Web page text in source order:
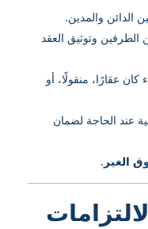
الدائن والمدين.
الطرفين وتوثيق العقد
كان عقارًا، منقولًا، أو
عند الحاجة لضمان
الغير .